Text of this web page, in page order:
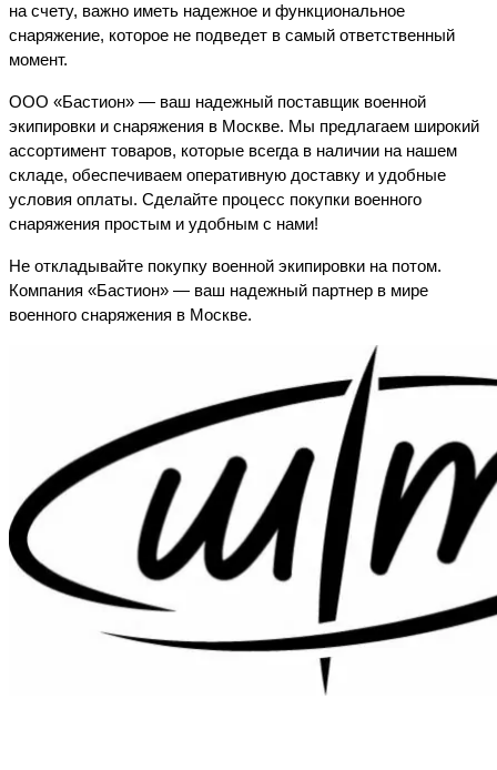
на счету, важно иметь надежное и функциональное
снаряжение, которое не подведет в самый ответственный
момент.
ООО «Бастион» — ваш надежный поставщик военной
экипировки и снаряжения в Москве. Мы предлагаем широкий
ассортимент товаров, которые всегда в наличии на нашем
складе, обеспечиваем оперативную доставку и удобные
условия оплаты. Сделайте процесс покупки военного
снаряжения простым и удобным с нами!
Не откладывайте покупку военной экипировки на потом.
Компания «Бастион» — ваш надежный партнер в мире
военного снаряжения в Москве.